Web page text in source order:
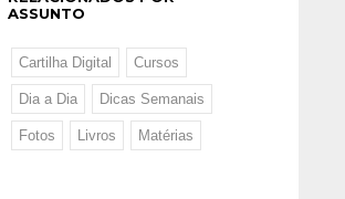
ASSUNTO
Cartilha Digital Cursos
Dia a Dia Dicas Semanais
Fotos Livros Matérias